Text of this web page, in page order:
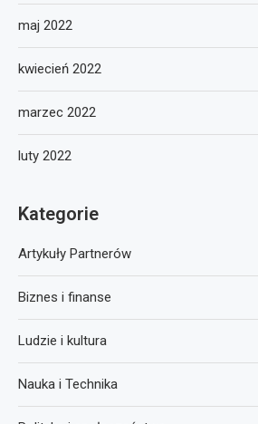
maj 2022
kwiecień 2022
marzec 2022
luty 2022
Kategorie
Artykuły Partnerów
Biznes i finanse
Ludzie i kultura
Nauka i Technika